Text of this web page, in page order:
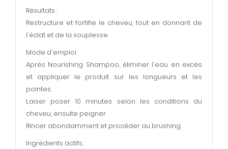
Résultats :
Restructure et fortifie le cheveu, tout en donnant de
l'éclat et de la souplesse.
Mode d'emploi :
Après Nourishing Shampoo, éliminer l'eau en excès
et appliquer le produit sur les longueurs et les
pointes.
Laiser poser 10 minutes selon les conditions du
cheveu, ensuite peigner.
Rincer abondamment et procéder au brushing.
Ingrédients actifs :